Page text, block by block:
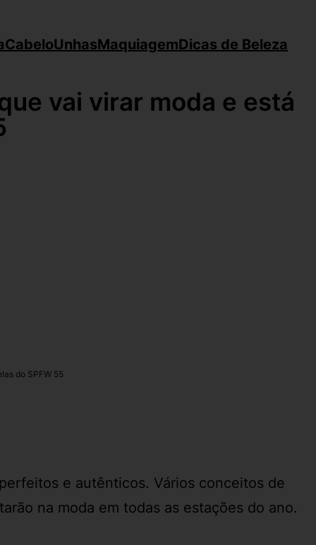
CabeloUnhasMaquiagemDicas de Beleza
vai virar moda e está
do SPFW 55
e autênticos. Vários conceitos de
na moda em todas as estações do ano.